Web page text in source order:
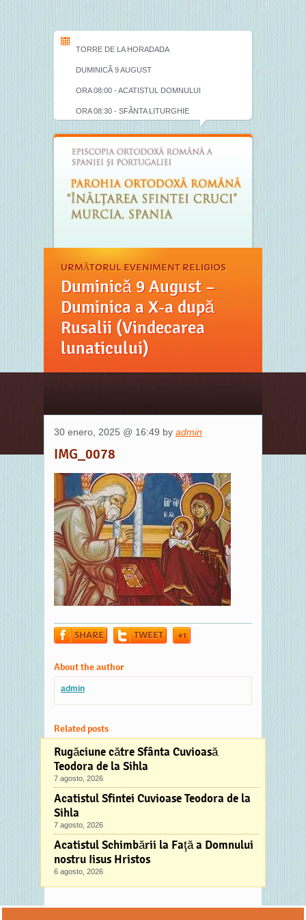
TORRE DE LA HORADADA
DUMINICĂ 9 AUGUST
ORA 08:00 - ACATISTUL DOMNULUI
ORA 08:30 - SFÂNTA LITURGHIE
URMĂTORUL EVENIMENT RELIGIOS
Duminică 9 August –
Duminica a X-a după
Rusalii (Vindecarea
lunaticului)
30 enero, 2025 @ 16:49 by admin
IMG_0078
SHARE TWEET +1
About the author
admin
Related posts
Rugăciune către Sfânta Cuvioasă
Teodora de la Sihla
7 agosto, 2026
Acatistul Sfintei Cuvioase Teodora de la
Sihla
7 agosto, 2026
Acatistul Schimbării la Faţă a Domnului
nostru Iisus Hristos
6 agosto, 2026
Comments